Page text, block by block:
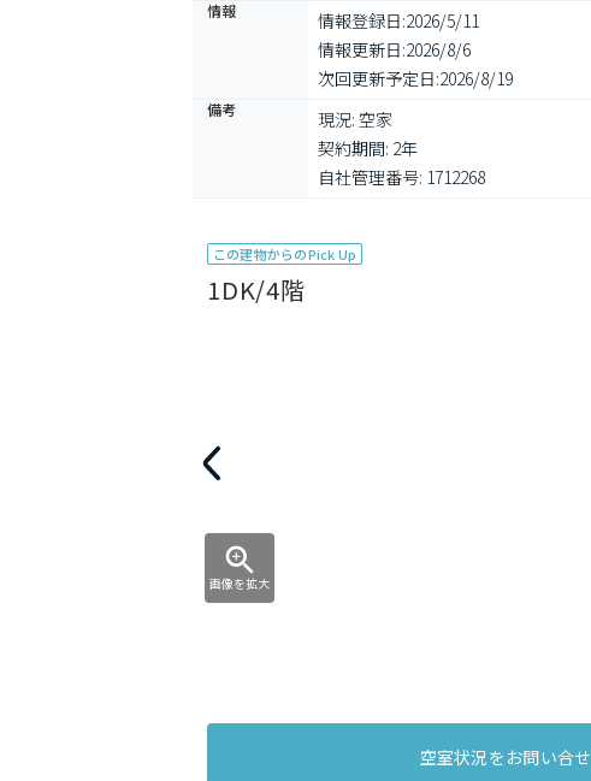
情報 情報登録日:2026/5/11
情報更新日:2026/8/6
次回更新予定日:2026/8/19
備考
現況: 空家
契約期間: 2年
自社管理番号: 1712268
この建物からのPick Up
1DK/4階
画像を拡大
空室状況をお問い合せ